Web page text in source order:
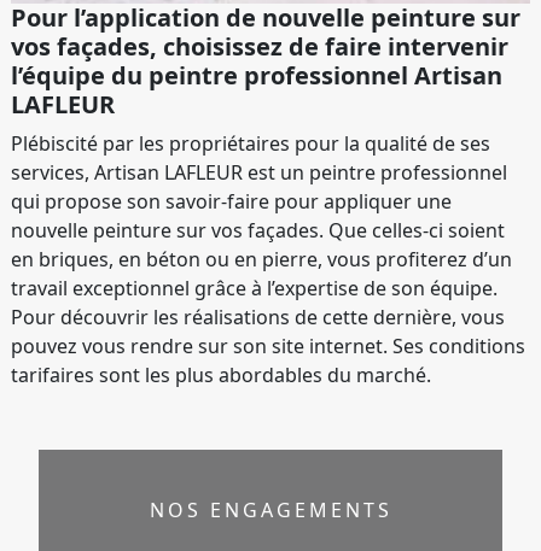
Pour l’application de nouvelle peinture sur
vos façades, choisissez de faire intervenir
l’équipe du peintre professionnel Artisan
LAFLEUR
Plébiscité par les propriétaires pour la qualité de ses
services, Artisan LAFLEUR est un peintre professionnel
qui propose son savoir-faire pour appliquer une
nouvelle peinture sur vos façades. Que celles-ci soient
en briques, en béton ou en pierre, vous profiterez d’un
travail exceptionnel grâce à l’expertise de son équipe.
Pour découvrir les réalisations de cette dernière, vous
pouvez vous rendre sur son site internet. Ses conditions
tarifaires sont les plus abordables du marché.
NOS ENGAGEMENTS